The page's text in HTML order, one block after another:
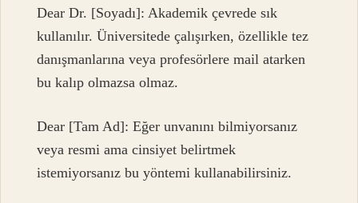
Dear Dr. [Soyadı]: Akademik çevrede sık
kullanılır. Üniversitede çalışırken, özellikle tez
danışmanlarına veya profesörlere mail atarken
bu kalıp olmazsa olmaz.
Dear [Tam Ad]: Eğer unvanını bilmiyorsanız
veya resmi ama cinsiyet belirtmek
istemiyorsanız bu yöntemi kullanabilirsiniz.